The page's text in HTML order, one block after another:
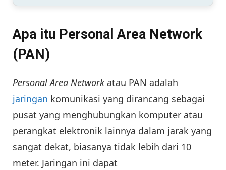
Apa itu Personal Area Network
(PAN)
Personal Area Network atau PAN adalah
jaringan komunikasi yang dirancang sebagai
pusat yang menghubungkan komputer atau
perangkat elektronik lainnya dalam jarak yang
sangat dekat, biasanya tidak lebih dari 10
meter. Jaringan ini dapat